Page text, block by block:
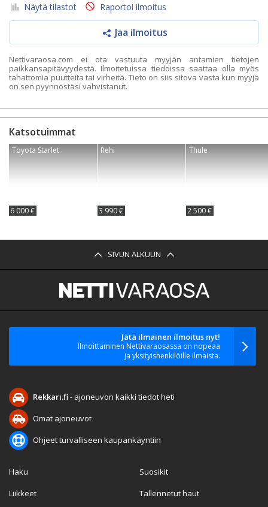
Näytä tilastot Raportoi ilmoitus
Jaa ilmoitus
Nettivaraosa.com ei ota vastuuta myyjän antamien tietojen
paikkansapitävyydestä. Ilmoitetuissa tiedoissa saattaa olla myös
tahattomia puutteita tai virheitä. Tieto on siis sitova vasta kun myyjä
on sen pyynnöstäsi vahvistanut.
Katsotuimmat
Toyota Starlet
6 000 €
Rehi
3 990 €
Thule
2 500 €
SIVUN ALKUUN
Jätä ilmainen ilmoitus nyt!
Ilmoittaminen Nettivaraosassa on nopeaa
ja yksityishenkilöille ilmaista.
Rekkari.fi- ajoneuvon kaikki tiedot heti
Omat ajoneuvot
Ohjeet turvalliseen kaupankäyntiin
Haku
Liikkeet
Suosikit
Tallennetut haut